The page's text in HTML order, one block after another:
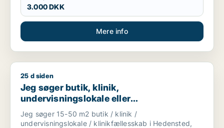
3.000 DKK
Mere info
Jeg søger butik, klinik, undervisningslokale eller
25 d siden
Jeg søger butik, klinik,
undervisningslokale eller
klinikfællesskab til leje i Hedensted eller
Løsning
Jeg søger 15-50 m2 butik / klinik /
undervisningslokale / klinikfællesskab i Hedensted,